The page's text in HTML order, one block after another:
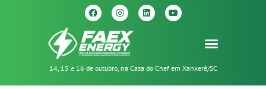
14, 15 e 16 de outubro, na Casa do Chef em Xanxerê/SC